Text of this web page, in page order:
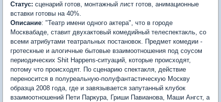
Статус: сценарий готов, монтажный лист готов, анимационные
вставки готовы на 40%.
Описание: "Театр имени одного актера", что в городе
Москвабаде, ставит двухактовый комедийный телеспектакль, со
всеми атрибутами театральных постановок. Предмет комедии -
гротескные и алогичные бытовые взаимоотношения под соусом
периодических Shit Happens-ситуаций, которые происходят,
потому что происходят. По сценарию спектакля, действие
переносится в полуреальную-полуфантастическую Москву
образца 2008 года, где и завязывается запутанный клубок
взаимоотношений Пети Паркура, Гриши Павианова, Маши Ангст, а